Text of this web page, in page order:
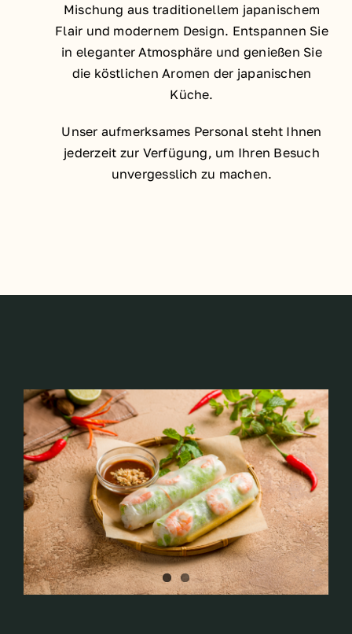
Mischung aus traditionellem japanischem
Flair und modernem Design. Entspannen Sie
in eleganter Atmosphäre und genießen Sie
die köstlichen Aromen der japanischen
Küche.
Unser aufmerksames Personal steht Ihnen
jederzeit zur Verfügung, um Ihren Besuch
unvergesslich zu machen.